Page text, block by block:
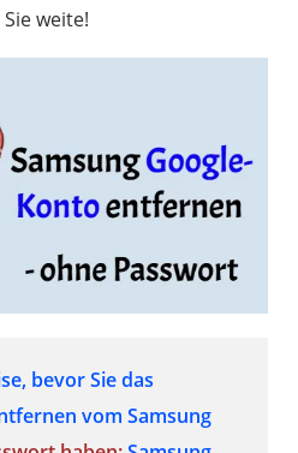
weite!
bevor Sie das
vom Samsung